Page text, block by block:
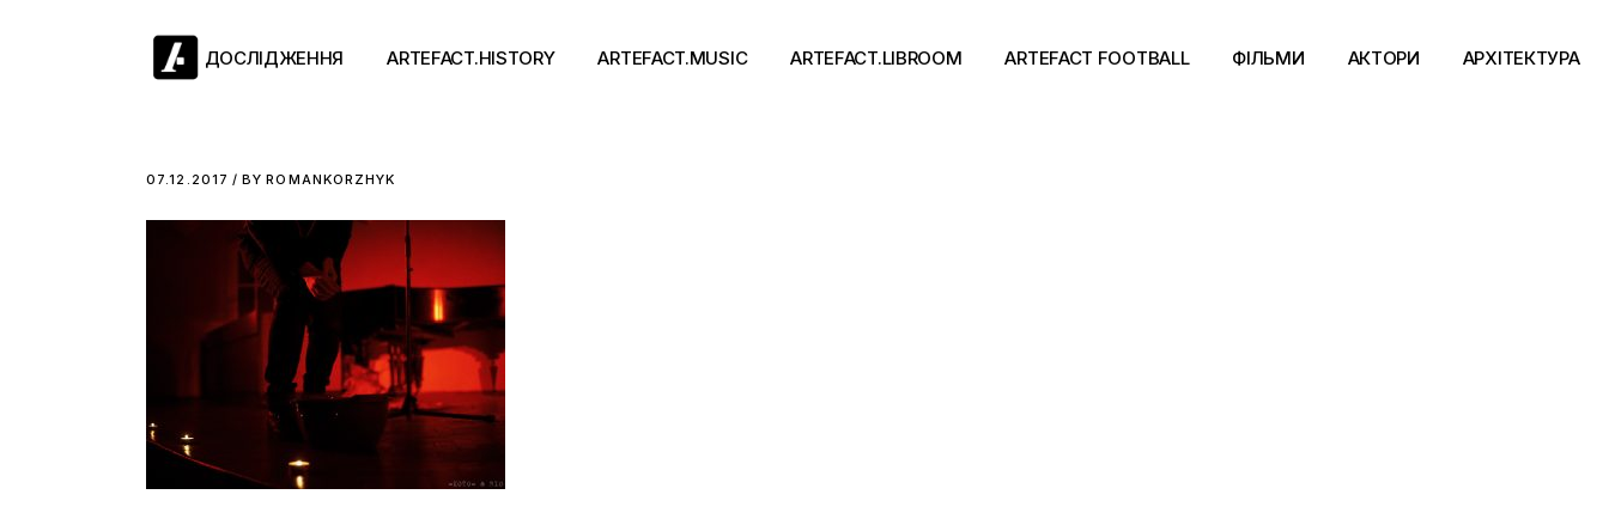
ДОСЛІДЖЕННЯ ARTEFACT.HISTORY
Античний двіж
Такі середні віки
Ранній модерн
Довге ХІХ століття
Новітні історії
ARTEFACT.MUSIC ARTEFACT.LIBROOM ARTEFACT FOOTBALL ФІЛЬМИ АКТОРИ АРХІТЕКТУРА
07.12.2017 BY ROMANKORZHYK